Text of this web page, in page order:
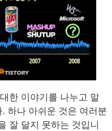
한 이야기를 나누고 말
하나 아쉬운 것은 여러분
잘 달지 못하는 것입니